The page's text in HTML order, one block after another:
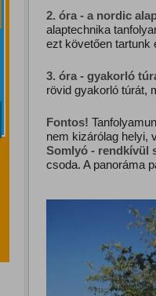
2. óra - a nordic
alaptechnika
ezt követően tartunk
3. óra - gyakorló
rövid gyakorló túrát,
Fontos!
nem kizárólag helyi,
Somlyó - rendkívül
csoda. A panoráma